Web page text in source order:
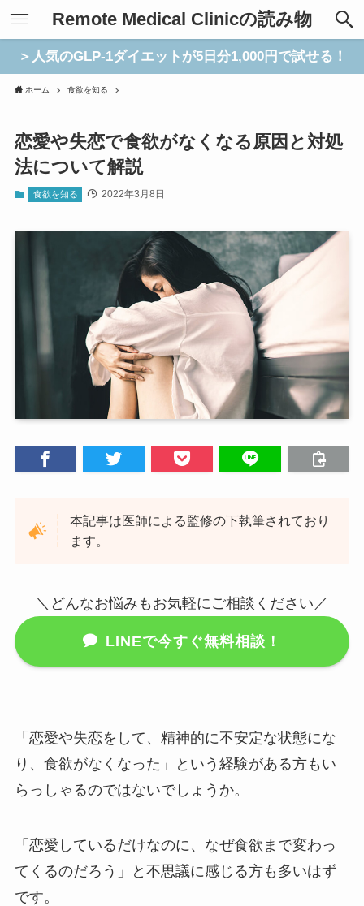
Remote Medical Clinicの読み物
＞人気のGLP-1ダイエットが5日分1,000円で試せる！
ホーム 食欲を知る
恋愛や失恋で食欲がなくなる原因と対処
法について解説
食欲を知る 2022年3月8日
本記事は医師による監修の下執筆されており
ます。
＼どんなお悩みもお気軽にご相談ください／
LINEで今すぐ無料相談！
「恋愛や失恋をして、精神的に不安定な状態にな
り、食欲がなくなった」という経験がある方もい
らっしゃるのではないでしょうか。
「恋愛しているだけなのに、なぜ食欲まで変わっ
てくるのだろう」と不思議に感じる方も多いはず
です。